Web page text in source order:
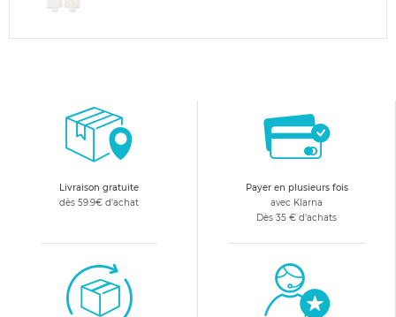
Livraison gratuite
dès 59.9€ d'achat
Payer en plusieurs fois
avec Klarna
Dès 35 € d'achats